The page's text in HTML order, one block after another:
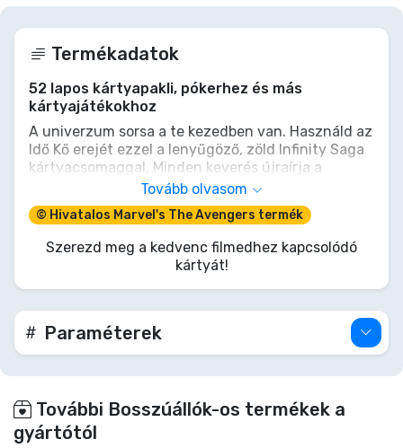
Termékadatok
52 lapos kártyapakli, pókerhez és más
kártyajátékokhoz
A univerzum sorsa a te kezedben van. Használd az
Idő Kő erejét ezzel a lenyűgöző, zöld Infinity Saga
kártyacsomaggal. Minden keverés újraírja a
valóságot, legendás hősöket és gonosztevőket
idézve a játékasztalhoz. Ez nem csupán egy
kártyapakli, hanem egy ereklye a legnagyobb
rajongóknak. Készen állsz, hogy te alakítsd a
Végjátékot? Gyűjtsd össze a paklid!
Tovább olvasom
© Hivatalos Marvel's The Avengers termék
Szerezd meg a kedvenc filmedhez kapcsolódó
kártyát!
Paraméterek
További Bosszúállók-os termékek a
gyártótól